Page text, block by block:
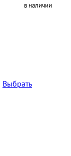
в наличии
Выбрать